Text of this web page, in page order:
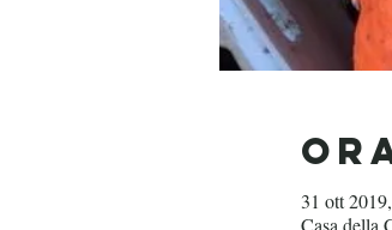
31 ott
Casa della